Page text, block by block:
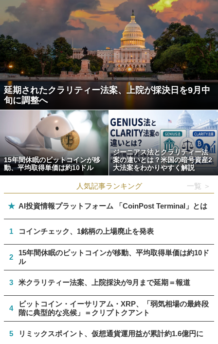
延期されたクラリティー法案、上院が採決日を9月中
旬に調整へ
15年間休眠のビットコインが移
動、平均取得単価は約10ドル
ジーニアス法とクラリティー法
案の違いとは？米国の暗号資産2
大法案をわかりやすく解説
人気記事ランキング 一覧 ＞
★ AI投資情報プラットフォーム 「CoinPost Terminal」とは
1 コインチェック、1銘柄の上場廃止を発表
2
15年間休眠のビットコインが移動、平均取得単価は約10ド
ル
3 米クラリティー法案、上院採決が9月まで延期＝報道
4
ビットコイン・イーサリアム・XRP、「弱気相場の最終段
階に典型的な兆候」＝クリプトクアント
5 リミックスポイント、仮想通貨運用益が累計約1.6億円に